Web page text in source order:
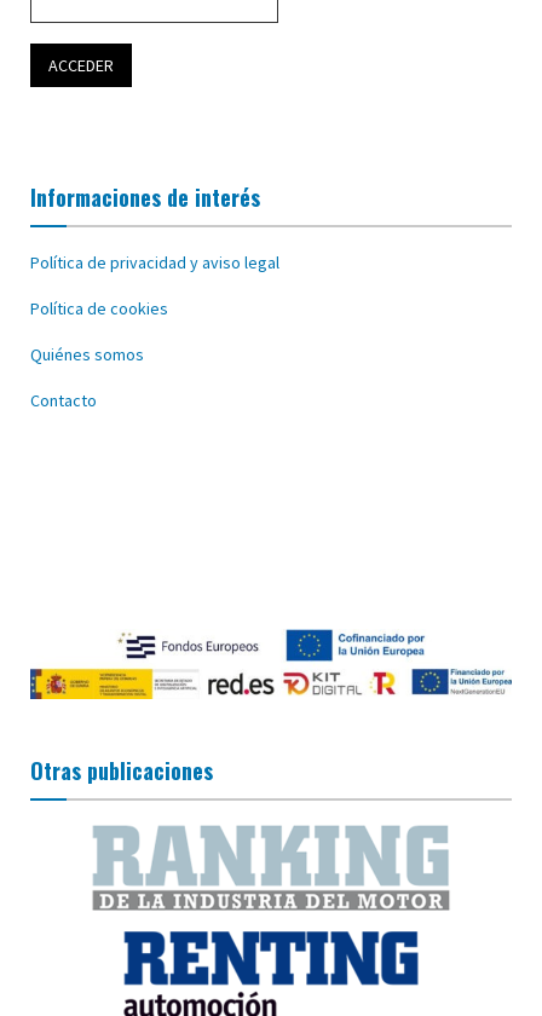
Informaciones de interés
Política de privacidad y aviso legal
Política de cookies
Quiénes somos
Contacto
Otras publicaciones